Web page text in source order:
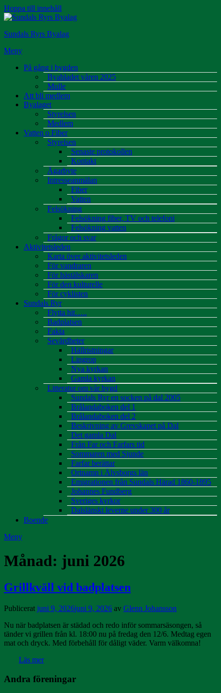
Hoppa till innehåll
Sundals Ryrs Byalag
Meny
På gång i bygden
Byabladet våren 2025
Mulle
Att bli medlem
Byalaget
Styrelsen
Medlem
Vatten o Fiber
Styrelsen
Senaste protokollen
Kontakt
Ägarbyte
Intresseanmälan
Fiber
Vatten
Felsökning
Felsökning fiber, TV och telefoni
Felsökning vatten
Frågor och svar
Aktivitetsleden
Karta över aktivitetsleden
För vandraren
För hästälskaren
För den kulturelle
För cyklisten
Sundals Ryr
Flytta hit…..
Badplatsen
Fakta
Sevärdheter
Hällristningar
Lingrop
Nya kyrkan
Gamla kyrkan
Litteratur om vår bygd
Sundals Ryr en socken på dal 2005
Brålandaboken del 1
Brålandaboken del 2
Beskrivning av Grevskapet på Dal
Det gamla Dal
Från Far och Farfars tid
Sommaren med Sjunde
Farfar berättar
Ortnamn i Älvsborgs län
Emigrationen från Sundals Härad 1860-1895
Johannes Fundberg
Sveriges kyrkor
Dalslänskt leverne under 300 år
Boende
Meny
Månad: juni 2026
Grillkväll vid badplatsen
Publicerat juni 9, 2026juni 9, 2026 av Glenn Johansson
Nu när badplatsen är städad och redo inför sommarsäsongen, så
tänder vi grillen från kl. 18:00 nu på fredag den 12/6. Medtag egen
mat och dryck. Med förbehåll för dåligt väder. Varm välkomna!
Läs mer
Andra föreningar